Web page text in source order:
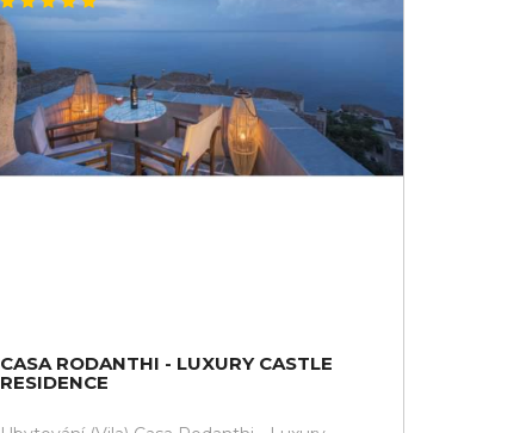
CASA RODANTHI - LUXURY CASTLE
RESIDENCE